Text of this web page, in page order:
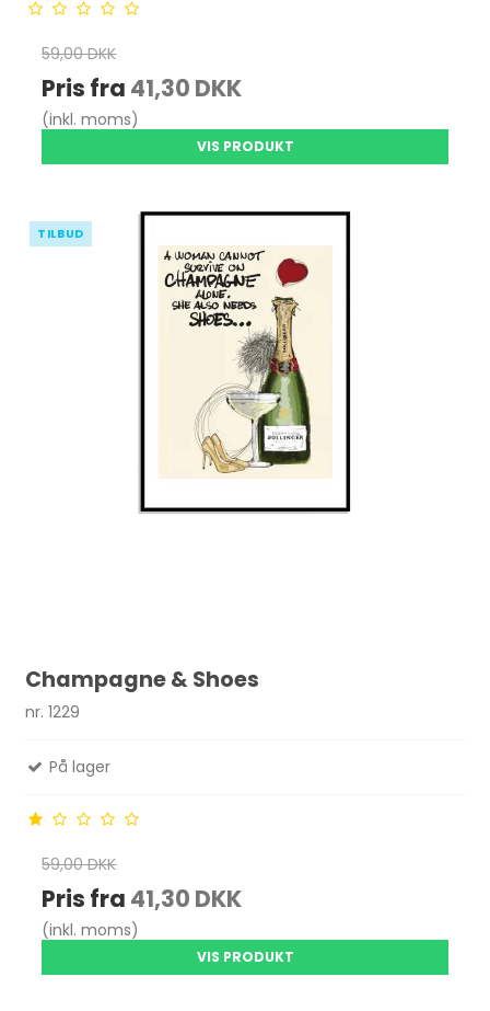
59,00 DKK
Pris fra 41,30 DKK
(inkl. moms)
VIS PRODUKT
TILBUD
Champagne & Shoes
nr. 1229
På lager
59,00 DKK
Pris fra 41,30 DKK
(inkl. moms)
VIS PRODUKT